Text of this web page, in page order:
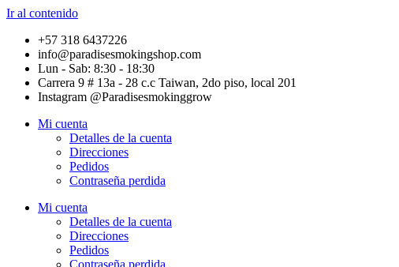
Ir al contenido
+57 318 6437226
info@paradisesmokingshop.com
Lun - Sab: 8:30 - 18:30
Carrera 9 # 13a - 28 c.c Taiwan, 2do piso, local 201
Instagram @Paradisesmokinggrow
Mi cuenta
Detalles de la cuenta
Direcciones
Pedidos
Contraseña perdida
Mi cuenta
Detalles de la cuenta
Direcciones
Pedidos
Contraseña perdida